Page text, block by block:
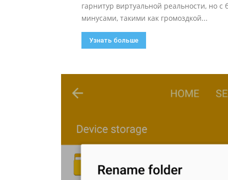
гарнитур виртуальной реальности, но
минусами, такими как громоздкой...
Узнать больше